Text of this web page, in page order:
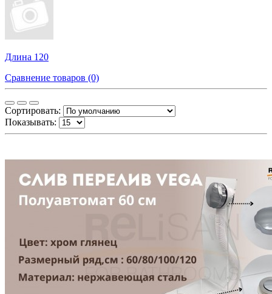
Длина 120
Сравнение товаров (0)
Сортировать:
Показывать: